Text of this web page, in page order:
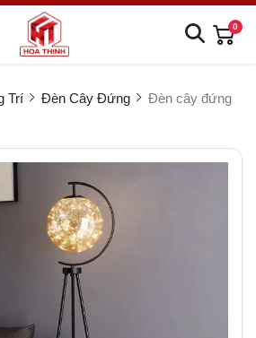
0
Trí Đèn Cây Đứng
Đèn cây đứng